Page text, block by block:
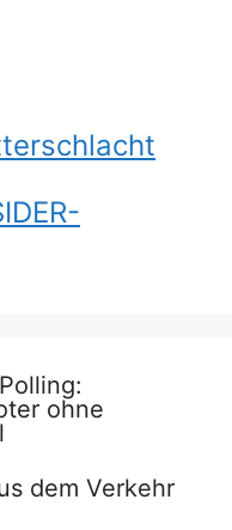
ohne
dem Verkehr